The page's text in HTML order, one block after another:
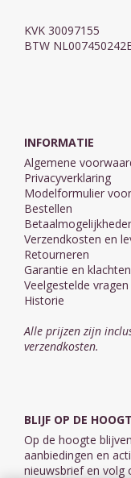
KVK 30097155
BTW
INFORMATIE
Algemene
Privacyverklaring
Modelformulier
Bestellen
Verzendkosten en
Retourneren
Garantie en klachten
Veelgestelde vragen
Historie
Alle prijzen zijn
verzendkosten.
BLIJF OP DE
Op de hoogte
aanbiedingen en
nieuwsbrief en volg